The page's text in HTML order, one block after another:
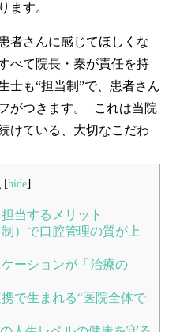
らせ サイトマップ
ます。
者さんに感じてほしくな
べて院長・秦が責任を持
士も“担当制”で、患者さん
がつきます。 これは当院
けている、大切なこだわ
[hide]
当するメリット
）で口腔管理の質が上
ーションが「治療の
で生まれる“医院全体で